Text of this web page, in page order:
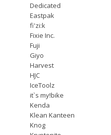
Dedicated
Eastpak
fi'zi:k
Fixie Inc.
Fuji
Giyo
Harvest
HJC
IceToolz
it`s my!bike
Kenda
Klean Kanteen
Knog